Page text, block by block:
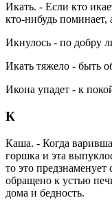
Икать. - Если кто
кто-нибудь поминает,
Икнулось - по добру
Икать тяжело - быть
Икона упадет - к
К
Каша. - Когда
горшка и эта
то это предзнаменует
обращено к устью
дома и бедность.